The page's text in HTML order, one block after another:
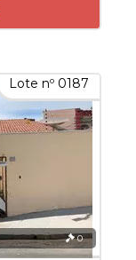
Lote nº 0187
0